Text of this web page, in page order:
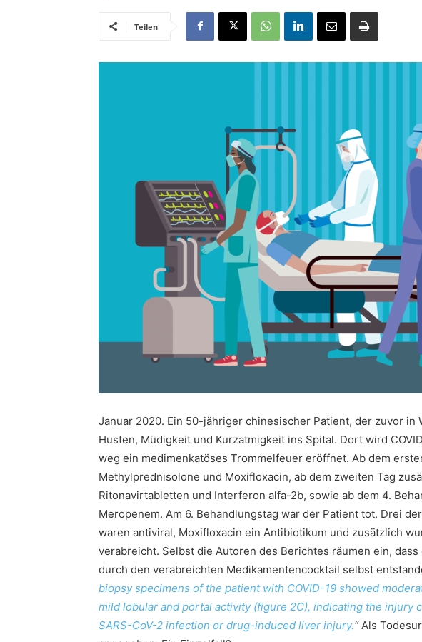
Teilen
Januar 2020. Ein 50-jähriger chinesischer Patient, der zuvor in
Husten, Müdigkeit und Kurzatmigkeit ins Spital. Dort wird
weg ein medimenkatöses Trommelfeuer eröffnet. Ab dem
Methylprednisolone und Moxifloxacin, ab dem zweiten Tag
Ritonavirtabletten und Interferon alfa-2b, sowie ab dem 4.
Meropenem. Am 6. Behandlungstag war der Patient tot. Drei
waren antiviral, Moxifloxacin ein Antibiotikum und zusätzlich
verabreicht. Selbst die Autoren des Berichtes räumen ein,
durch den verabreichten Medikamentencocktail selbst
biopsy specimens of the patient with COVID-19 showed
mild lobular and portal activity (figure 2C), indicating the injury
SARS-CoV-2 infection or drug-induced liver injury.“ Als